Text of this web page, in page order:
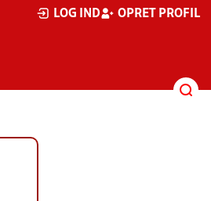
LOG IND OPRET PROFIL